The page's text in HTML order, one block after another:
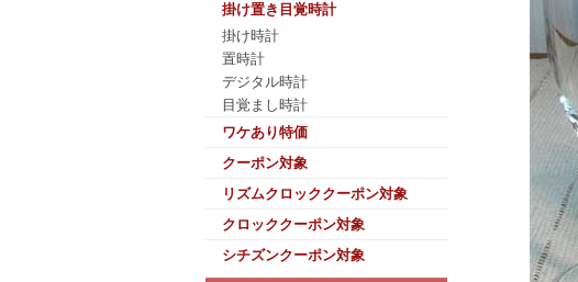
掛け置き目覚時計
掛け時計
置時計
デジタル時計
目覚まし時計
ワケあり特価
クーポン対象
リズムクロッククーポン対象
クロッククーポン対象
シチズンクーポン対象